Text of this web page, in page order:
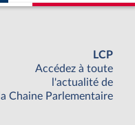
LCP
Accédez à toute
l'actualité de
la Chaine Parlementaire